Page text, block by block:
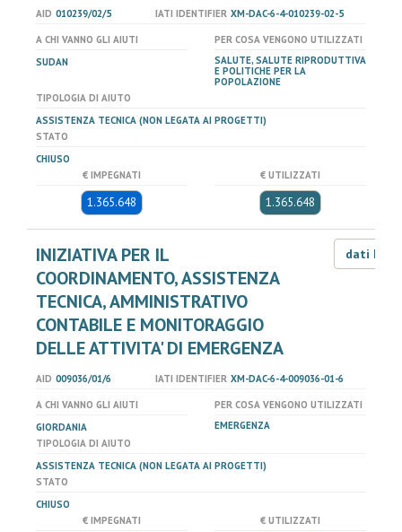
AID 010239/02/5 IATI IDENTIFIER XM-DAC-6-4-010239-02-5
A CHI VANNO GLI AIUTI
SUDAN
PER COSA VENGONO UTILIZZATI
SALUTE, SALUTE RIPRODUTTIVA
E POLITICHE PER LA
POPOLAZIONE
TIPOLOGIA DI AIUTO
ASSISTENZA TECNICA (NON LEGATA AI PROGETTI)
STATO
CHIUSO
€ IMPEGNATI
1.365.648
€ UTILIZZATI
1.365.648
INIZIATIVA PER IL
COORDINAMENTO, ASSISTENZA
TECNICA, AMMINISTRATIVO
CONTABILE E MONITORAGGIO
DELLE ATTIVITA' DI EMERGENZA
dati LOD
AID 009036/01/6 IATI IDENTIFIER XM-DAC-6-4-009036-01-6
A CHI VANNO GLI AIUTI
GIORDANIA
PER COSA VENGONO UTILIZZATI
EMERGENZA
TIPOLOGIA DI AIUTO
ASSISTENZA TECNICA (NON LEGATA AI PROGETTI)
STATO
CHIUSO
€ IMPEGNATI
€ UTILIZZATI